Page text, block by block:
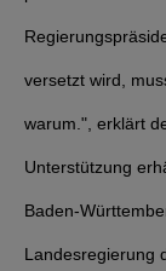
versetzt wird,
warum.", erklärt
Unterstützung
Baden-
Landesregierung